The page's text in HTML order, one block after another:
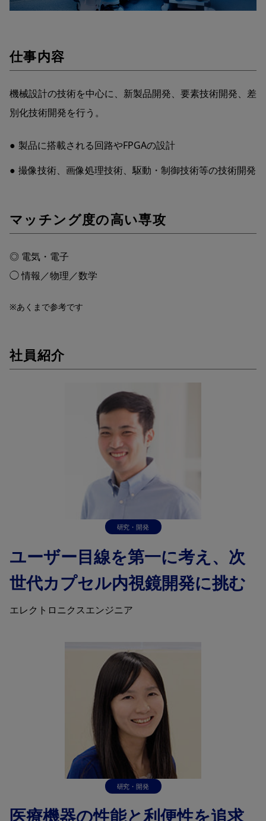
仕事内容
機械設計の技術を中心に、新製品開発、要素技術開発、差
別化技術開発を行う。
製品に搭載される回路やFPGAの設計
撮像技術、画像処理技術、駆動・制御技術等の技術開発
マッチング度の高い専攻
◎ 電気・電子
◯ 情報／物理／数学
※あくまで参考です
社員紹介
研究・開発
ユーザー目線を第一に考え、次
世代カプセル内視鏡開発に挑む
エレクトロニクスエンジニア
研究・開発
医療機器の性能と利便性を追求